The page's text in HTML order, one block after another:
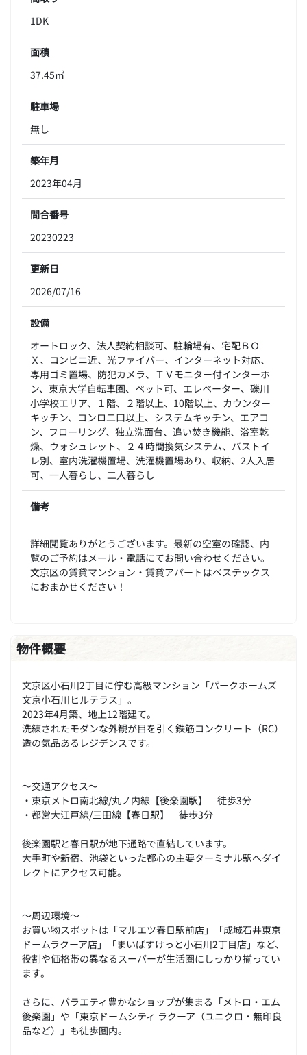
1DK
面積
37.45㎡
駐車場
無し
築年月
2023年04月
問合番号
20230223
更新日
2026/07/16
設備
オートロック、法人契約相談可、駐輪場有、宅配ＢＯ
Ｘ、コンビニ近、光ファイバー、インターネット対応、
専用ゴミ置場、防犯カメラ、ＴＶモニター付インターホ
ン、東京大学自転車圏、ペット可、エレベーター、礫川
小学校エリア、１階、２階以上、10階以上、カウンター
キッチン、コンロ二口以上、システムキッチン、エアコ
ン、フローリング、独立洗面台、追い焚き機能、浴室乾
燥、ウォシュレット、２４時間換気システム、バストイ
レ別、室内洗濯機置場、洗濯機置場あり、収納、2人入居
可、一人暮らし、二人暮らし
備考
詳細閲覧ありがとうございます。最新の空室の確認、内
覧のご予約はメール・電話にてお問い合わせください。
文京区の賃貸マンション・賃貸アパートはベステックス
におまかせください！
物件概要
文京区小石川2丁目に佇む高級マンション「パークホームズ
文京小石川ヒルテラス」。
2023年4月築、地上12階建て。
洗練されたモダンな外観が目を引く鉄筋コンクリート（RC）
造の気品あるレジデンスです。
～交通アクセス～
・東京メトロ南北線/丸ノ内線【後楽園駅】 徒歩3分
・都営大江戸線/三田線【春日駅】 徒歩3分
後楽園駅と春日駅が地下通路で直結しています。
大手町や新宿、池袋といった都心の主要ターミナル駅へダイ
レクトにアクセス可能。
～周辺環境～
お買い物スポットは「マルエツ春日駅前店」「成城石井東京
ドームラクーア店」「まいばすけっと小石川2丁目店」など、
役割や価格帯の異なるスーパーが生活圏にしっかり揃ってい
ます。
さらに、バラエティ豊かなショップが集まる「メトロ・エム
後楽園」や「東京ドームシティ ラクーア（ユニクロ・無印良
品など）」も徒歩圏内。